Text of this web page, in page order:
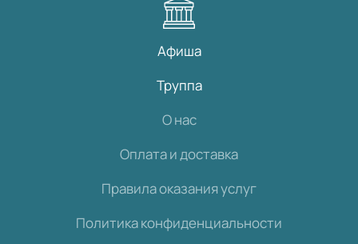
Афиша
Труппа
О нас
Оплата и доставка
Правила оказания услуг
Политика конфиденциальности